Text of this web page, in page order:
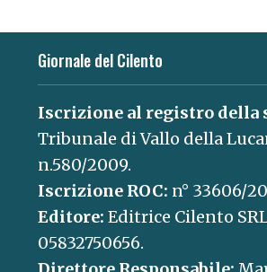
Giornale del Cilento
Iscrizione al registro della
Tribunale di Vallo della
n.580/2009.
Iscrizione ROC: n° 33606/
Editore: Editrice Cilento
05832750656.